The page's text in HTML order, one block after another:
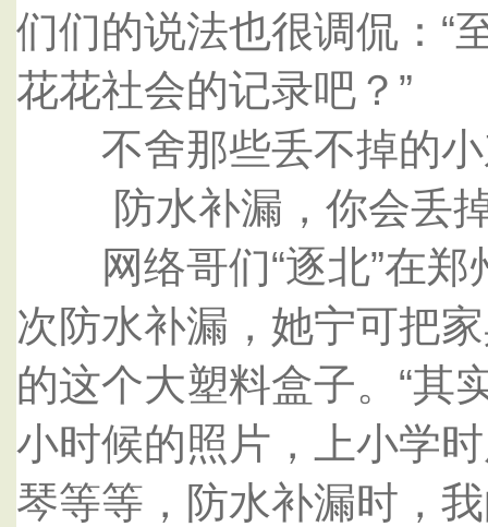
们们的说法也很调侃：“
花花社会的记录吧？”
不舍那些丢不掉的小
防水补漏，你会丢掉
网络哥们“逐北”在郑
次防水补漏，她宁可把
的这个大塑料盒子。“其
小时候的照片，上小学
琴等等，防水补漏时，